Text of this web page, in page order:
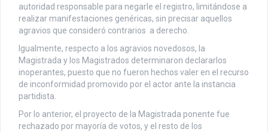
autoridad responsable para negarle el registro, limitándose a
realizar manifestaciones genéricas, sin precisar aquellos
agravios que consideró contrarios a derecho.
Igualmente, respecto a los agravios novedosos, la
Magistrada y los Magistrados determinaron declararlos
inoperantes, puesto que no fueron hechos valer en el recurso
de inconformidad promovido por el actor ante la instancia
partidista.
Por lo anterior, el proyecto de la Magistrada ponente fue
rechazado por mayoría de votos, y el resto de los